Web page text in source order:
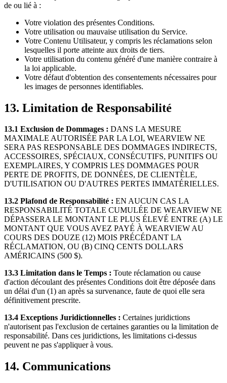
de ou lié à :
Votre violation des présentes Conditions.
Votre utilisation ou mauvaise utilisation du Service.
Votre Contenu Utilisateur, y compris les réclamations selon
lesquelles il porte atteinte aux droits de tiers.
Votre utilisation du contenu généré d'une manière contraire à
la loi applicable.
Votre défaut d'obtention des consentements nécessaires pour
les images de personnes identifiables.
13. Limitation de Responsabilité
13.1 Exclusion de Dommages : DANS LA MESURE
MAXIMALE AUTORISÉE PAR LA LOI, WEARVIEW NE
SERA PAS RESPONSABLE DES DOMMAGES INDIRECTS,
ACCESSOIRES, SPÉCIAUX, CONSÉCUTIFS, PUNITIFS OU
EXEMPLAIRES, Y COMPRIS LES DOMMAGES POUR
PERTE DE PROFITS, DE DONNÉES, DE CLIENTÈLE,
D'UTILISATION OU D'AUTRES PERTES IMMATÉRIELLES.
13.2 Plafond de Responsabilité : EN AUCUN CAS LA
RESPONSABILITÉ TOTALE CUMULÉE DE WEARVIEW NE
DÉPASSERA LE MONTANT LE PLUS ÉLEVÉ ENTRE (A) LE
MONTANT QUE VOUS AVEZ PAYÉ À WEARVIEW AU
COURS DES DOUZE (12) MOIS PRÉCÉDANT LA
RÉCLAMATION, OU (B) CINQ CENTS DOLLARS
AMÉRICAINS (500 $).
13.3 Limitation dans le Temps : Toute réclamation ou cause
d'action découlant des présentes Conditions doit être déposée dans
un délai d'un (1) an après sa survenance, faute de quoi elle sera
définitivement prescrite.
13.4 Exceptions Juridictionnelles : Certaines juridictions
n'autorisent pas l'exclusion de certaines garanties ou la limitation de
responsabilité. Dans ces juridictions, les limitations ci-dessus
peuvent ne pas s'appliquer à vous.
14. Communications